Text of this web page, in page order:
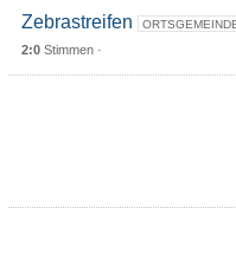
Zebrastreifen
2:0Stimmen ·